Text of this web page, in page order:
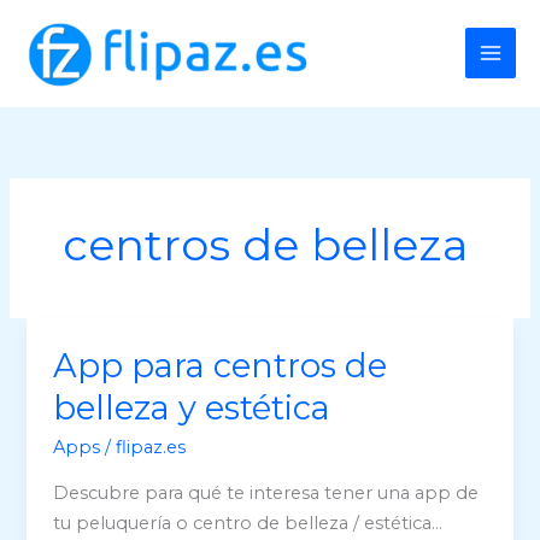
contenido
centros de belleza
App para centros de
belleza y estética
Apps /flipaz.es
Descubre para qué te interesa tener una app de
tu peluquería o centro de belleza / estética…